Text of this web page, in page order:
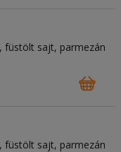
füstölt sajt parmezán
füstölt sajt parmezán